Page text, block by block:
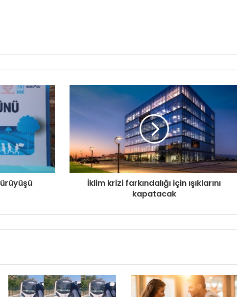
İklim krizi farkındalığı için ışıklarını
kapatacak